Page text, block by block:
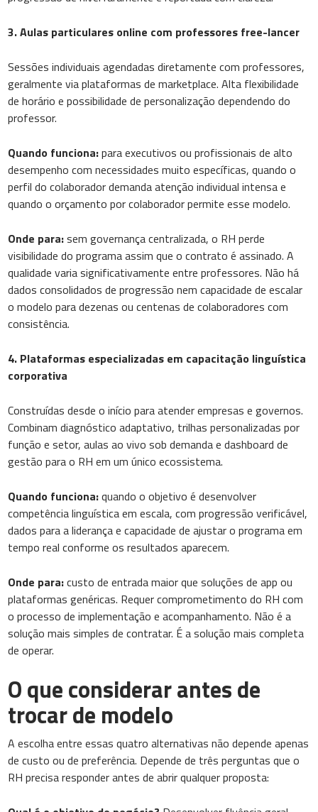
3. Aulas particulares online com professores free-lancer
Sessões individuais agendadas diretamente com professores,
geralmente via plataformas de marketplace. Alta flexibilidade
de horário e possibilidade de personalização dependendo do
professor.
Quando funciona:para executivos ou profissionais de alto
desempenho com necessidades muito específicas, quando o
perfil do colaborador demanda atenção individual intensa e
quando o orçamento por colaborador permite esse modelo.
Onde para:sem governança centralizada, o RH perde
visibilidade do programa assim que o contrato é assinado. A
qualidade varia significativamente entre professores. Não há
dados consolidados de progressão nem capacidade de escalar
o modelo para dezenas ou centenas de colaboradores com
consistência.
4. Plataformas especializadas em capacitação linguística
corporativa
Construídas desde o início para atender empresas e governos.
Combinam diagnóstico adaptativo, trilhas personalizadas por
função e setor, aulas ao vivo sob demanda e dashboard de
gestão para o RH em um único ecossistema.
Quando funciona:quando o objetivo é desenvolver
competência linguística em escala, com progressão verificável,
dados para a liderança e capacidade de ajustar o programa em
tempo real conforme os resultados aparecem.
Onde para:custo de entrada maior que soluções de app ou
plataformas genéricas. Requer comprometimento do RH com
o processo de implementação e acompanhamento. Não é a
solução mais simples de contratar. É a solução mais completa
de operar.
O que considerar antes de
trocar de modelo
A escolha entre essas quatro alternativas não depende apenas
de custo ou de preferência. Depende de três perguntas que o
RH precisa responder antes de abrir qualquer proposta: